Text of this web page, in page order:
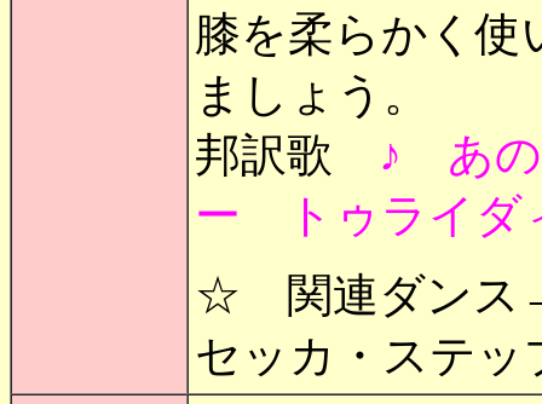
膝を柔らかく
ましょう。
邦訳歌 ♪ あの
ー トゥライダ
☆ 関連ダン
セッカ・ステ